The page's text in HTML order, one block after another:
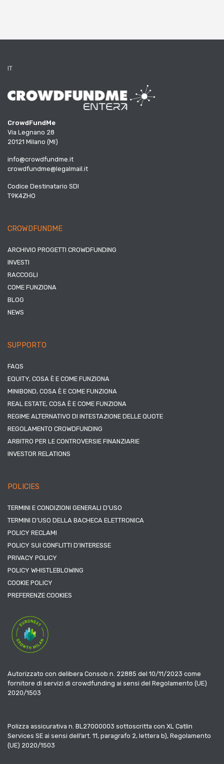
IT
CrowdFundMe
Via Legnano 28
20121 Milano (MI)
info@crowdfundme.it
crowdfundme@legalmail.it
Codice Destinatario SDI
T9K4ZHO
CROWDFUNDME
ARCHIVIO PROGETTI CROWDFUNDING
INVESTI
RACCOGLI
COME FUNZIONA
BLOG
NEWS
SUPPORTO
FAQS
EQUITY, COSA È E COME FUNZIONA
MINIBOND, COSA È E COME FUNZIONA
REAL ESTATE, COSA È E COME FUNZIONA
REGIME ALTERNATIVO DI INTESTAZIONE DELLE QUOTE
REGOLAMENTO CROWDFUNDING
ARBITRO PER LE CONTROVERSIE FINANZIARIE
INVESTOR RELATIONS
POLICIES
TERMINI E CONDIZIONI GENERALI D’USO
TERMINI D’USO DELLA BACHECA ELETTRONICA
POLICY RECLAMI
POLICY SUI CONFLITTI D’INTERESSE
PRIVACY POLICY
POLICY WHISTLEBLOWING
COOKIE POLICY
PREFERENZE COOKIES
Autorizzato con delibera Consob n. 22885 del 10/11/2023 come
fornitore di servizi di crowdfunding ai sensi del Regolamento (UE)
2020/1503
Polizza assicurativa n. BL27000003 sottoscritta con XL Catlin
Services SE ai sensi dell’art. 11, paragrafo 2, lettera b), Regolamento
(UE) 2020/1503